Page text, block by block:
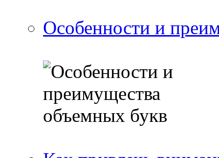
Особенности и